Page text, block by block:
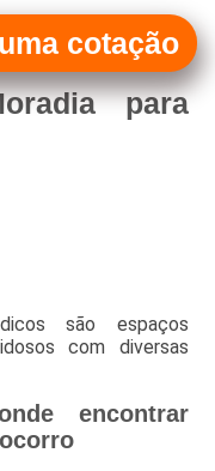
para
são espaços
com diversas
encontrar
cotação